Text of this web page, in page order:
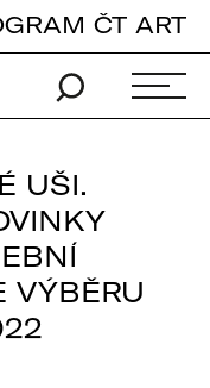
ČT ART
UŠI.
VÝBĚRU